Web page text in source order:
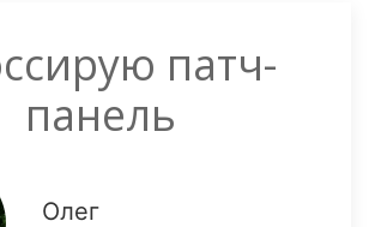
патч-
панель
Олег